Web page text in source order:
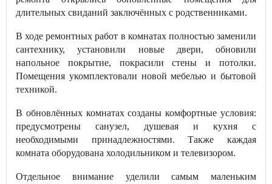
длительных свиданий заключённых с родственниками.
В ходе ремонтных работ в комнатах полностью заменили
сантехнику, установили новые двери, обновили
напольное покрытие, покрасили стены и потолки.
Помещения укомплектовали новой мебелью и бытовой
техникой.
В обновлённых комнатах созданы комфортные условия:
предусмотрены санузел, душевая и кухня с
необходимыми принадлежностями. Также каждая
комната оборудована холодильником и телевизором.
Отдельное внимание уделили самым маленьким